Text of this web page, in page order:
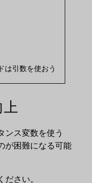
は引数を使おう
上
ンス変数を使う
が困難になる可能
さい。